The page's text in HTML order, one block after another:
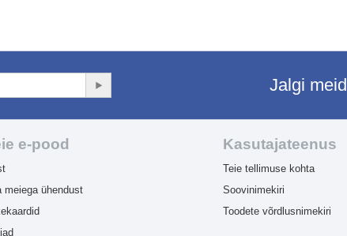
Jalgi meid
e-pood
meiega ühendust
Kasutajateenus
Teie tellimuse kohta
Soovinimekiri
Toodete võrdlusnimekiri